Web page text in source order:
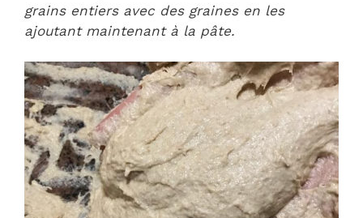
grains entiers avec des graines en les
ajoutant maintenant à la pâte.